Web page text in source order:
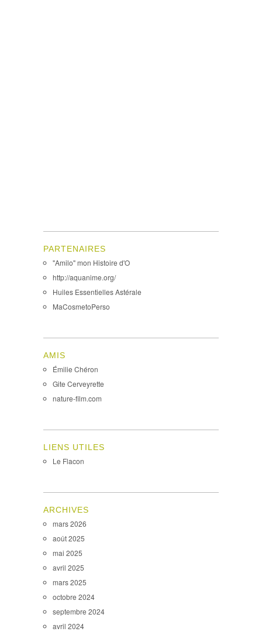
PARTENAIRES
"Amilo" mon Histoire d'O
http://aquanime.org/
Huiles Essentielles Astérale
MaCosmetoPerso
AMIS
Émilie Chéron
Gite Cerveyrette
nature-film.com
LIENS UTILES
Le Flacon
ARCHIVES
mars 2026
août 2025
mai 2025
avril 2025
mars 2025
octobre 2024
septembre 2024
avril 2024